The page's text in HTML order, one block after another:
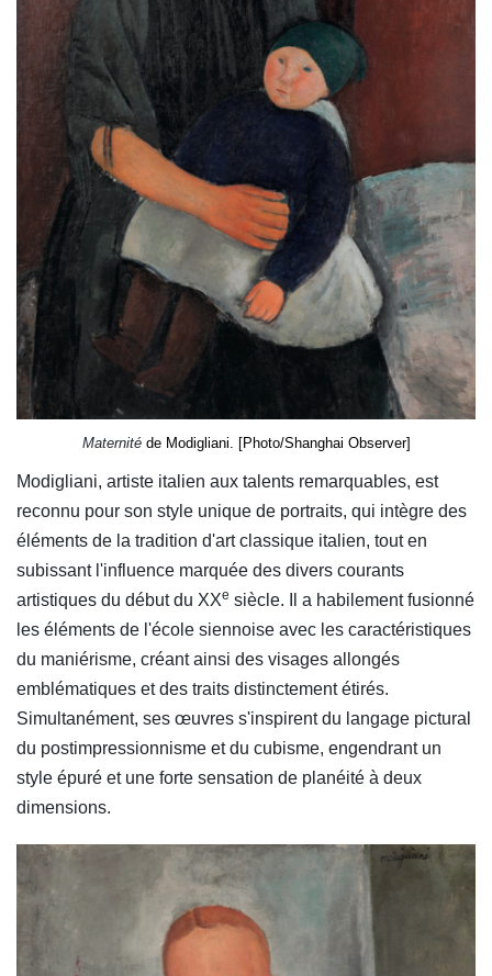
Maternité de Modigliani. [Photo/Shanghai Observer]
Modigliani, artiste italien aux talents remarquables, est
reconnu pour son style unique de portraits, qui intègre des
éléments de la tradition d'art classique italien, tout en
subissant l'influence marquée des divers courants
artistiques du début du XXe siècle. Il a habilement fusionné
les éléments de l'école siennoise avec les caractéristiques
du maniérisme, créant ainsi des visages allongés
emblématiques et des traits distinctement étirés.
Simultanément, ses œuvres s'inspirent du langage pictural
du postimpressionnisme et du cubisme, engendrant un
style épuré et une forte sensation de planéité à deux
dimensions.